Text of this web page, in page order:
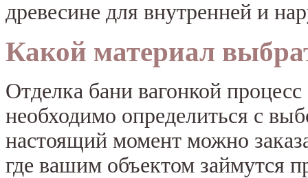
древесине для внутренней и
Какой материал
Отделка бани вагонкой
необходимо определиться с
настоящий момент можно
где вашим объектом займутся